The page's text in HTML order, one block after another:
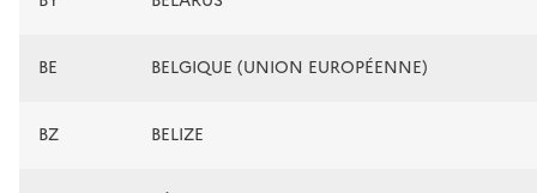
BE BELGIQUE (UNION EUROPÉENNE)
BZ BELIZE